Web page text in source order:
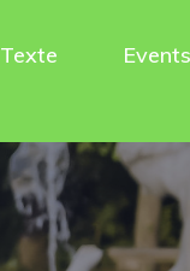
Texte Events